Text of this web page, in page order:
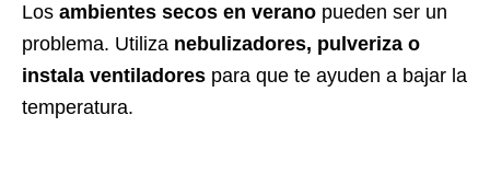
Los ambientes secos en verano pueden ser un
problema. Utiliza nebulizadores, pulveriza o
instala ventiladores para que te ayuden a bajar la
temperatura.